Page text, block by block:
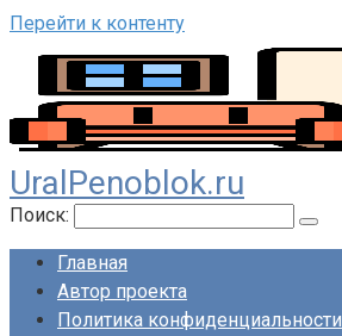
Перейти к контенту
UralPenoblok.ru
Поиск:
Главная
Автор проекта
Политика конфиденциальности